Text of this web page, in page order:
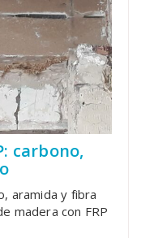
carbono,
aramida y fibra
madera con FRP